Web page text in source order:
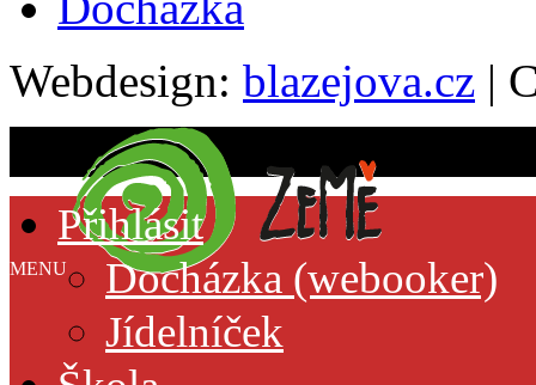
Webdesign: blazejova.cz |
MENU
Přihlásit
Docházka (webooker)
Jídelníček